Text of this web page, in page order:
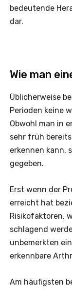
bedeutende
dar.
Wie man
Üblicherweise
Perioden keine
Obwohl man in
sehr früh
erkennen kann,
gegeben.
Erst wenn der
erreicht hat
Risikofaktoren,
schlagend
unbemerkten
erkennbare
Am häufigsten